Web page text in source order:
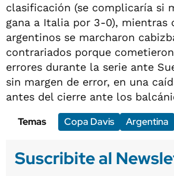
clasificación (se complicaría si
gana a Italia por 3-0), mientras
argentinos se marcharon
contrariados porque
errores durante la serie ante
sin margen de error, en una
antes del cierre ante los
Temas
Copa Davis Argentina
Suscribite al